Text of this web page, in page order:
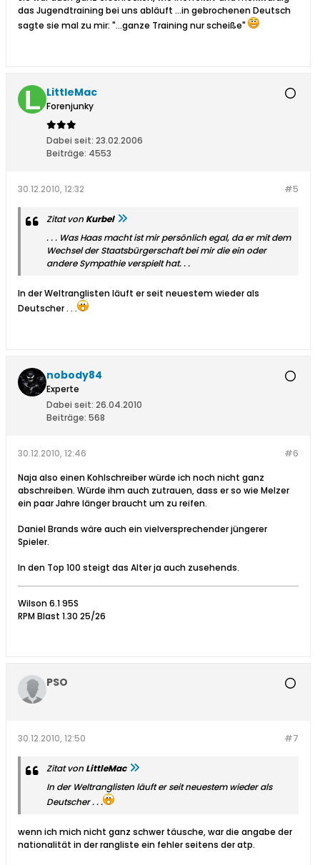
das Jugendtraining bei uns abläuft ...in gebrochenen Deutsch
sagte sie mal zu mir: "...ganze Training nur scheiße"
LittleMac
Forenjunky
Dabei seit: 23.02.2006
Beiträge: 4553
#5
30.12.2010, 12:32
Zitat vonKurbel
. . . Was Haas macht ist mir persönlich egal, da er mit dem
Wechsel der Staatsbürgerschaft bei mir die ein oder
andere Sympathie verspielt hat. . .
In der Weltranglisten läuft er seit neuestem wieder als
Deutscher . . .
nobody84
Experte
Dabei seit: 26.04.2010
Beiträge: 568
#6
30.12.2010, 12:46
Naja also einen Kohlschreiber würde ich noch nicht ganz
abschreiben. Würde ihm auch zutrauen, dass er so wie Melzer
ein paar Jahre länger braucht um zu reifen.
Daniel Brands wäre auch ein vielversprechender jüngerer
Spieler.
In den Top 100 steigt das Alter ja auch zusehends.
Wilson 6.1 95S
RPM Blast 1.30 25/26
PSO
#7
30.12.2010, 12:50
Zitat vonLittleMac
In der Weltranglisten läuft er seit neuestem wieder als
Deutscher . . .
wenn ich mich nicht ganz schwer täusche, war die angabe der
nationalität in der rangliste ein fehler seitens der atp.